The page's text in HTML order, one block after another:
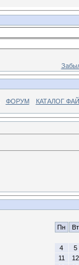
ФОРУМ КАТАЛОГ
Пн Вт
4
5
11
12